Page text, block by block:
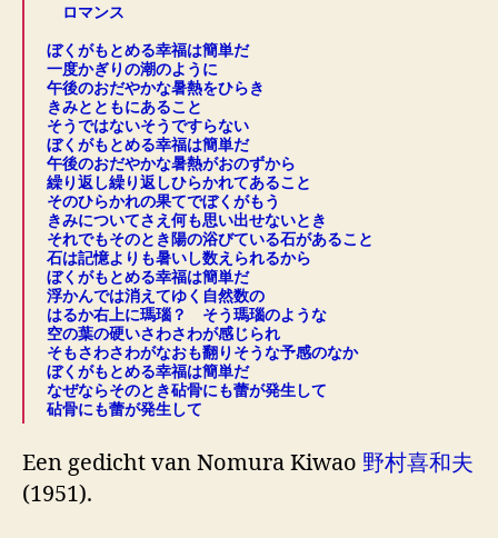
ロマンス
ぼくがもとめる幸福は簡単だ
一度かぎりの潮のように
午後のおだやかな暑熱をひらき
きみとともにあること
そうではないそうですらない
ぼくがもとめる幸福は簡単だ
午後のおだやかな暑熱がおのずから
繰り返し繰り返しひらかれてあること
そのひらかれの果てでぼくがもう
きみについてさえ何も思い出せないとき
それでもそのとき陽の浴びている石があること
石は記憶よりも暑いし数えられるから
ぼくがもとめる幸福は簡単だ
浮かんでは消えてゆく自然数の
はるか右上に瑪瑙？ そう瑪瑙のような
空の葉の硬いさわさわが感じられ
そもさわさわがなおも翻りそうな予感のなか
ぼくがもとめる幸福は簡単だ
なぜならそのとき砧骨にも蕾が発生して
砧骨にも蕾が発生して
Een gedicht van Nomura Kiwao 野村喜和夫
(1951).